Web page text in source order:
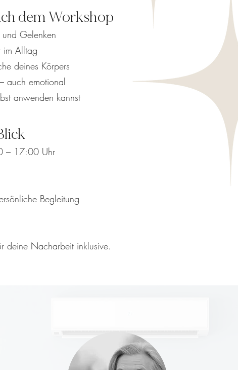
dem Workshop
und Gelenken
im Alltag
deines Körpers
auch emotional
anwenden kannst
– 17:00 Uhr
Begleitung
deine Nacharbeit inklusive.